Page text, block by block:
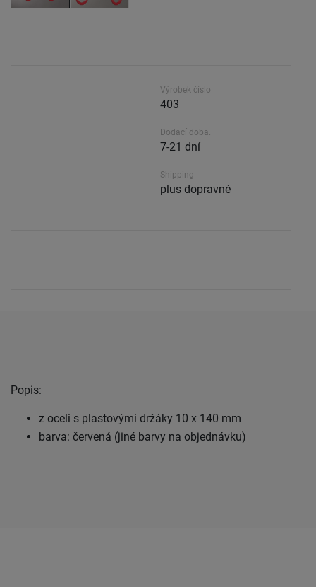
Výrobek číslo
403
Dodací doba.
7-21 dní
Shipping
plus dopravné
Popis:
z oceli s plastovými držáky 10 x 140 mm
barva: červená (jiné barvy na objednávku)